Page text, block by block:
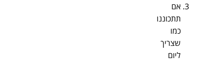
אם
תתכוננו
כמו
שצריך
ליום